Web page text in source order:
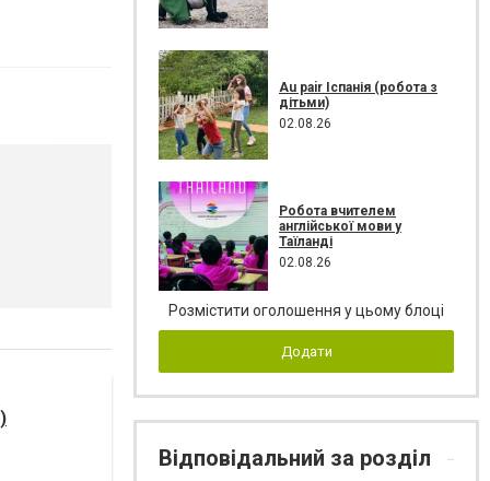
Au pair Іспанія (робота з
дітьми)
02.08.26
Робота вчителем
англійської мови у
Таїланді
02.08.26
Розмістити оголошення у цьому блоці
Додати
Відповідальний за розділ